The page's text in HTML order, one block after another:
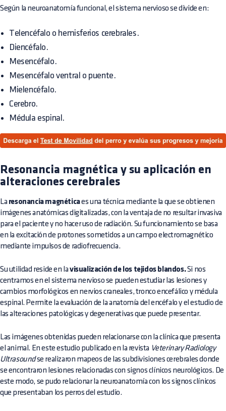
Según la neuroanatomía funcional, el sistema nervioso se divide en:
Telencéfalo o hemisferios cerebrales.
Diencéfalo.
Mesencéfalo.
Mesencéfalo ventral o puente.
Mielencéfalo.
Cerebro.
Médula espinal.
Resonancia magnética y su aplicación en
alteraciones cerebrales
La resonancia magnéticaes una técnica mediante la que se obtienen
imágenes anatómicas digitalizadas, con la ventaja de no resultar invasiva
para el paciente y no hacer uso de radiación. Su funcionamiento se basa
en la excitación de protones sometidos a un campo electromagnético
mediante impulsos de radiofrecuencia.
Su utilidad reside en la visualización de los tejidos blandos.Si nos
centramos en el sistema nervioso se pueden estudiar las lesiones y
cambios morfológicos en nervios craneales, tronco encefálico y médula
espinal. Permite la evaluación de la anatomía del encéfalo y el estudio de
las alteraciones patológicas y degenerativas que puede presentar.
Las imágenes obtenidas pueden relacionarse con la clínica que presenta
el animal. En este estudio publicado en la revista Veterinary Radiology
Ultrasoundse realizaron mapeos de las subdivisiones cerebrales donde
se encontraron lesiones relacionadas con signos clínicos neurológicos. De
este modo, se pudo relacionar la neuroanatomía con los signos clínicos
que presentaban los perros del estudio.